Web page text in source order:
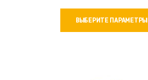
ВЫБЕРИТЕ ПАРАМЕТРЫ